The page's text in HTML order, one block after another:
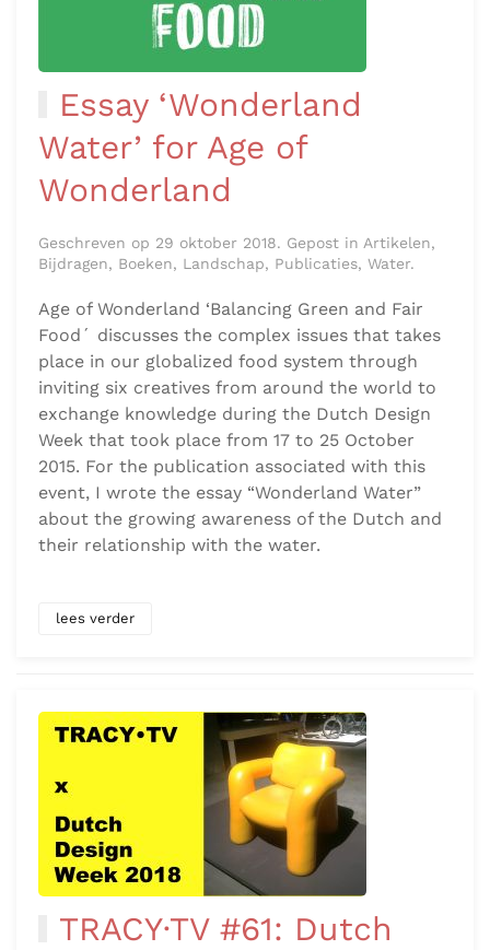
Essay ‘Wonderland
Water’ for Age of
Wonderland
Geschreven op 29 oktober 2018. Gepost in Artikelen,
Bijdragen, Boeken, Landschap, Publicaties, Water.
Age of Wonderland ‘Balancing Green and Fair
Food´ discusses the complex issues that takes
place in our globalized food system through
inviting six creatives from around the world to
exchange knowledge during the Dutch Design
Week that took place from 17 to 25 October
2015. For the publication associated with this
event, I wrote the essay “Wonderland Water”
about the growing awareness of the Dutch and
their relationship with the water.
lees verder
TRACY·TV #61: Dutch